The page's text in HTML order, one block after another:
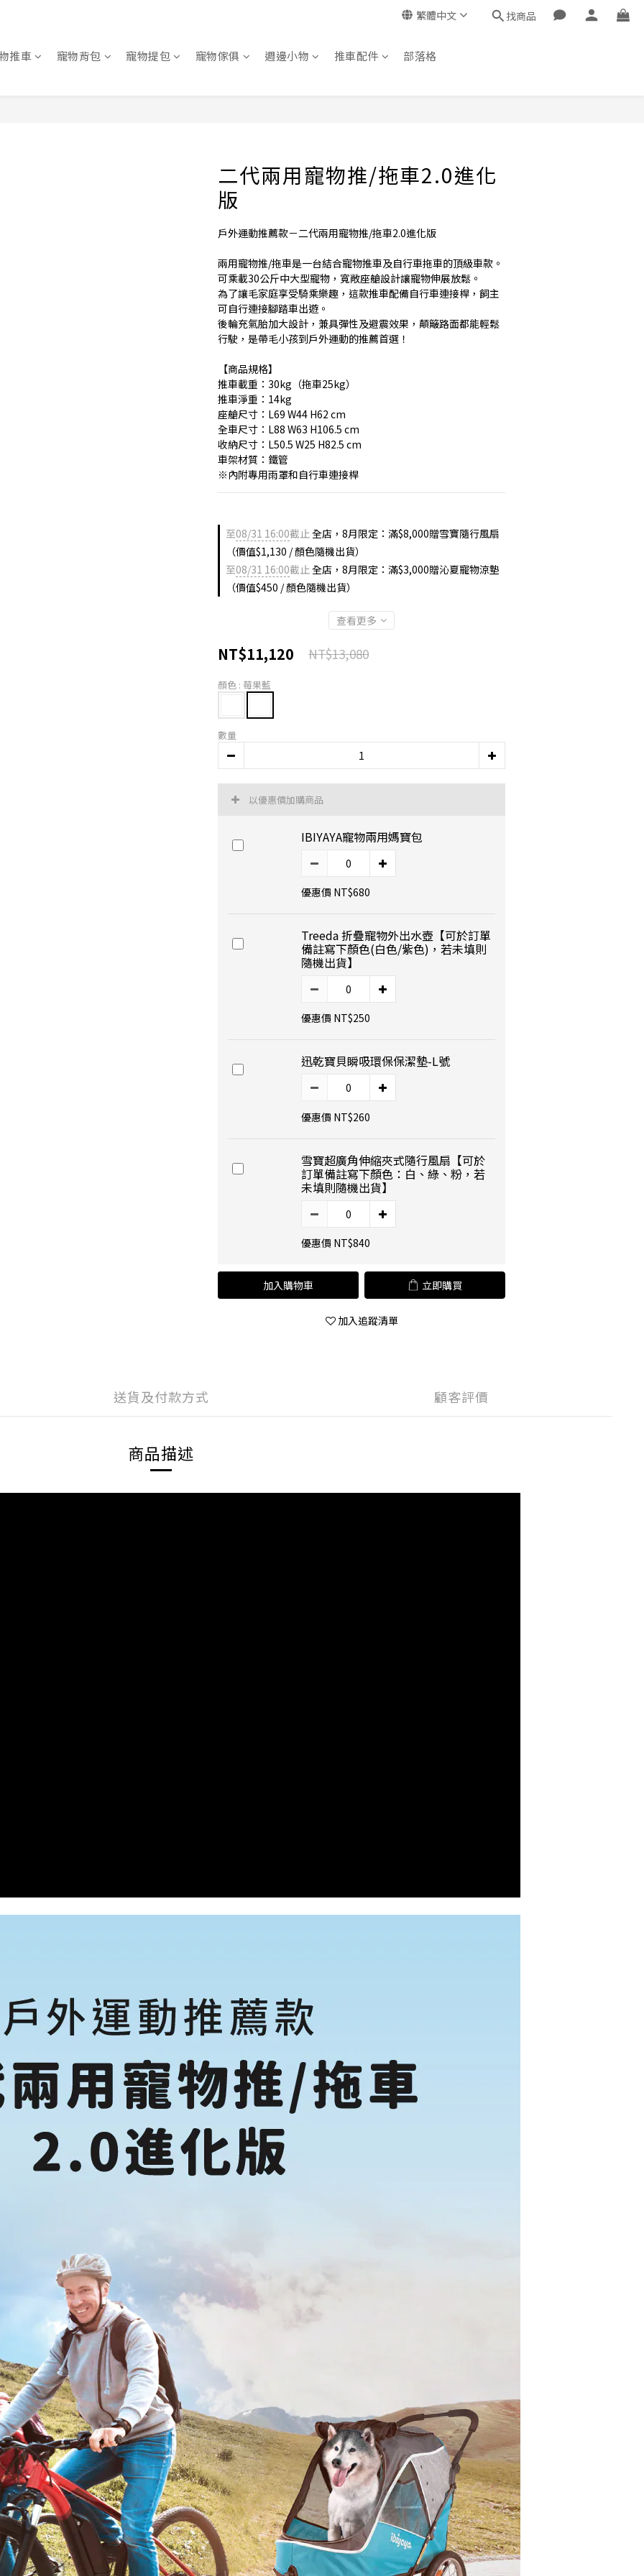
繁體中文 找商品
推車 寵物背包 寵物提包 寵物傢俱 週邊小物 推車配件 部落格
二代兩用寵物推/拖車2.0進化
版
戶外運動推薦款－二代兩用寵物推/拖車2.0進化版
兩用寵物推/拖車是一台結合寵物推車及自行車拖車的頂級車款。
可乘載30公斤中大型寵物，寬敞座艙設計讓寵物伸展放鬆。
為了讓毛家庭享受騎乘樂趣，這款推車配備自行車連接桿，飼主
可自行連接腳踏車出遊。
後輪充氣胎加大設計，兼具彈性及避震效果，顛簸路面都能輕鬆
行駛，是帶毛小孩到戶外運動的推薦首選！
【商品規格】
推車載重：30kg（拖車25kg）
推車淨重：14kg
座艙尺寸：L69 W44 H62 cm
全車尺寸：L88 W63 H106.5 cm
收納尺寸：L50.5 W25 H82.5 cm
車架材質：鐵管
※內附專用雨罩和自行車連接桿
至08/31 16:00截止全店，8月限定：滿$8,000贈雪寶隨行風扇
（價值$1,130 / 顏色隨機出貨）
至08/31 16:00截止全店，8月限定：滿$3,000贈沁夏寵物涼墊
（價值$450 / 顏色隨機出貨）
查看更多
NT$11,120 NT$13,080
顏色 : 莓果藍
數量
以優惠價加購商品
IBIYAYA寵物兩用媽寶包
優惠價 NT$680
Treeda 折疊寵物外出水壺【可於訂單
備註寫下顏色(白色/紫色)，若未填則
隨機出貨】
優惠價 NT$250
迅乾寶貝瞬吸環保保潔墊-L號
優惠價 NT$260
雪寶超廣角伸縮夾式隨行風扇【可於
訂單備註寫下顏色：白、綠、粉，若
未填則隨機出貨】
優惠價 NT$840
加入購物車 立即購買
加入追蹤清單
送貨及付款方式 顧客評價
商品描述